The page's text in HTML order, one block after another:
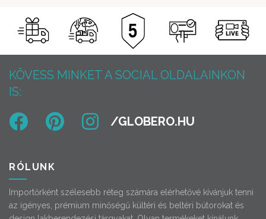
KÖVESS MINKET A SOCIAL OLDALAINKON
IS:
RÓLUNK
Importőrként szélesebb réteg számára elérhetővé kívánjuk tenni
az igényes, prémium minőségű kültéri és beltéri bútorokat és